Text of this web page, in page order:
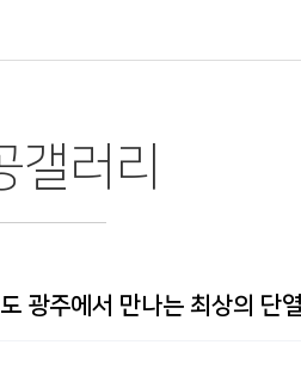
갤러리
광주에서 만나는 최상의 단